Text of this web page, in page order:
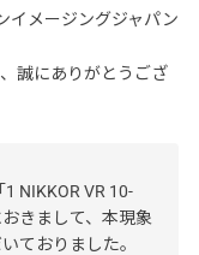
イメージングジャパン
誠にありがとうござ
NIKKOR VR 10-
きまして、本現象
ておりました。